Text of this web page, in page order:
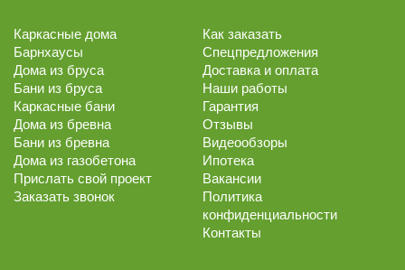
Каркасные дома
Барнхаусы
Дома из бруса
Бани из бруса
Каркасные бани
Дома из бревна
Бани из бревна
Дома из газобетона
Прислать свой проект
Заказать звонок
Как заказать
Спецпредложения
Доставка и оплата
Наши работы
Гарантия
Отзывы
Видеообзоры
Ипотека
Вакансии
Политика
конфиденциальности
Контакты